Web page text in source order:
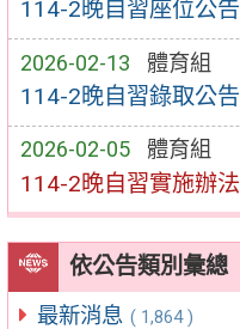
114-2晚自習座位公告
2026-02-13 體育組
114-2晚自習錄取公告
2026-02-05 體育組
114-2晚自習實施辦法
依公告類別彙總
最新消息 ( 1,864 )